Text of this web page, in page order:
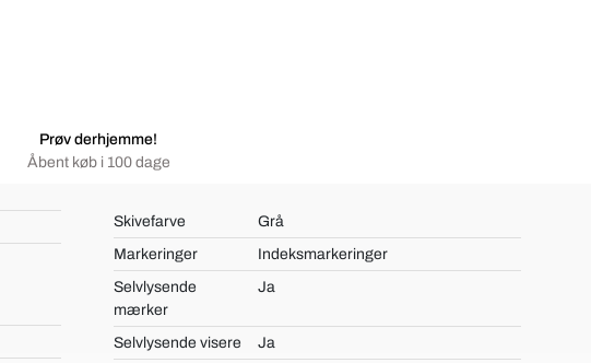
Prøv derhjemme!
Åbent køb i 100 dage
Skivefarve
Grå
Markeringer
Indeksmarkeringer
Selvlysende
mærker
Ja
Selvlysende visere Ja